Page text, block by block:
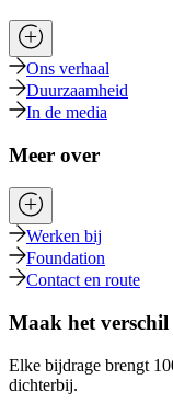
Ons verhaal
Duurzaamheid
In de media
Meer over
Werken bij
Foundation
Contact en route
Maak het
Elke bijdrage brengt
dichterbij.